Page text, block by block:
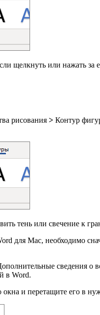
щелкнуть или нажать за
рисования > Контур
тень или свечение к
для Mac, необходимо
сведения о
в Word.
окна и перетащите его в